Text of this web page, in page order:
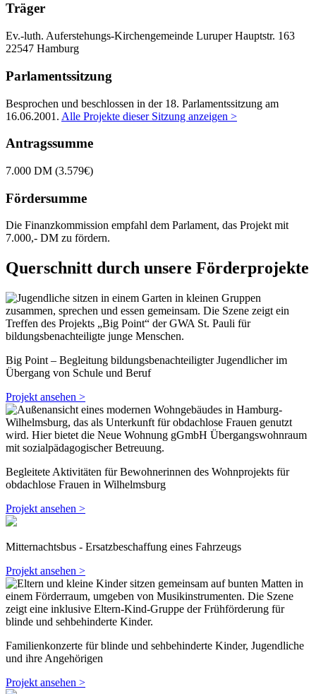
Träger
Ev.-luth. Auferstehungs-Kirchengemeinde Luruper Hauptstr. 163
22547 Hamburg
Parlamentssitzung
Besprochen und beschlossen in der 18. Parlamentssitzung am
16.06.2001 . Alle Projekte dieser Sitzung anzeigen >
Antragssumme
7.000 DM (3.579€)
Fördersumme
Die Finanzkommission empfahl dem Parlament, das Projekt mit
7.000,- DM zu fördern.
Querschnitt durch unsere Förderprojekte
Big Point – Begleitung bildungsbenachteiligter Jugendlicher im
Übergang von Schule und Beruf
Projekt ansehen >
Begleitete Aktivitäten für Bewohnerinnen des Wohnprojekts für
obdachlose Frauen in Wilhelmsburg
Projekt ansehen >
Mitternachtsbus - Ersatzbeschaffung eines Fahrzeugs
Projekt ansehen >
Familienkonzerte für blinde und sehbehinderte Kinder, Jugendliche
und ihre Angehörigen
Projekt ansehen >